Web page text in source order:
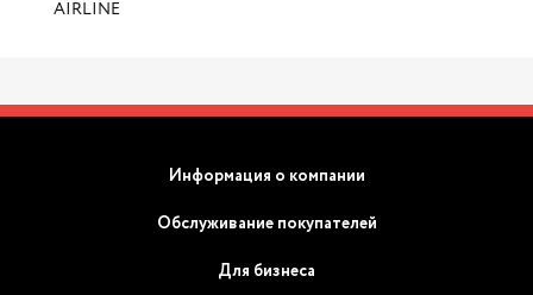
AIRLINE
Информация о компании
Обслуживание покупателей
Для бизнеса